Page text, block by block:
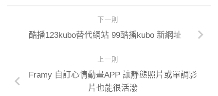
下一則
酷播123kubo替代網站 99酷播kubo 新網址
上一則
Framy 自訂心情動畫APP 讓靜態照片或單調影
片也能很活潑